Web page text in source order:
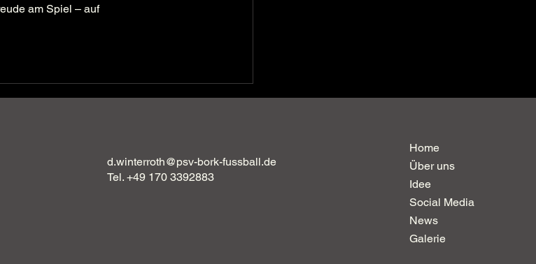
am Spiel – auf
d.winterroth@psv-bork-fussball.de
Tel. +49 170 3392883
Home
Über uns
Idee
Social Media
News
Galerie